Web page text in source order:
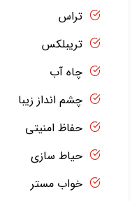
تراس
تریبلکس
چاه آب
چشم انداز زیبا
حفاظ امنیتی
حیاط سازی
خواب مستر